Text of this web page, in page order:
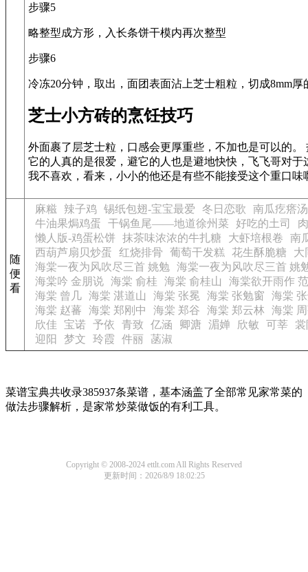
步骤5
略整型成方形，入长条饼干模内再次整型
步骤6
冷冻20分钟，取出，面团表面沾上芝士粗粒，切成8mm
芝士小方砖的烹饪技巧
外面裹了层芝士粒，口感会更厚重些，不加也是可以的
它的人真的是很爱，避它的人也是避地快快，飞飞哥对
我不喜欢，看来，小小的他还是有些不能接受这个重口味
随
便
看
麻糍 辣子鸡 锡纸包翅-宝宝最爱 冬日恋歌
南瓜疙瘩汤
牛油果焗鸡蛋
干锅鱼尾——地道徐州菜 好吃的土司
懒人版-鸡蛋松饼
抹茶味浓浓的牛扎糖 大虾培根卷
南
西葫芦扇贝炒蛋
红烧排骨 葡萄干发糕 花生酥脆糖
大
海棠一夜为风吹尽三首 姚勉 海棠一夜为风吹尽三首 姚
海棠吟 金朋说 海棠 俞桂 海棠 俞桂山
海棠欲开雨作
海棠 曾几 海棠 湛道山 海棠 张冕 海棠 张勉窗
海棠
海棠 赵蕃
海棠 郑刚中 海棠 郑谷 海棠 郑云林
海棠
欣佳
宝诺 予依 青致 亿涵 卿溏 湄婵 欣敏 可莘
迎阳
梦文 玲霞 件丽 菡淑
菜谱宝典共收录385937条菜谱，基本涵盖了全部常见家常菜的
做法步骤解析，是家常炒菜做饭的有利工具。
Copyright © 2008-2024 ettlt.com All Rights Reserved
更新时间：2026/8/9 18:02:25